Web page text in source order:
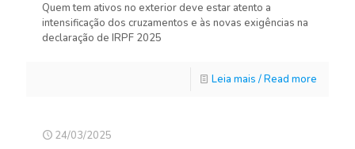
Quem tem ativos no exterior deve estar atento a
intensificação dos cruzamentos e às novas exigências na
declaração de IRPF 2025
Leia mais / Read more
24/03/2025